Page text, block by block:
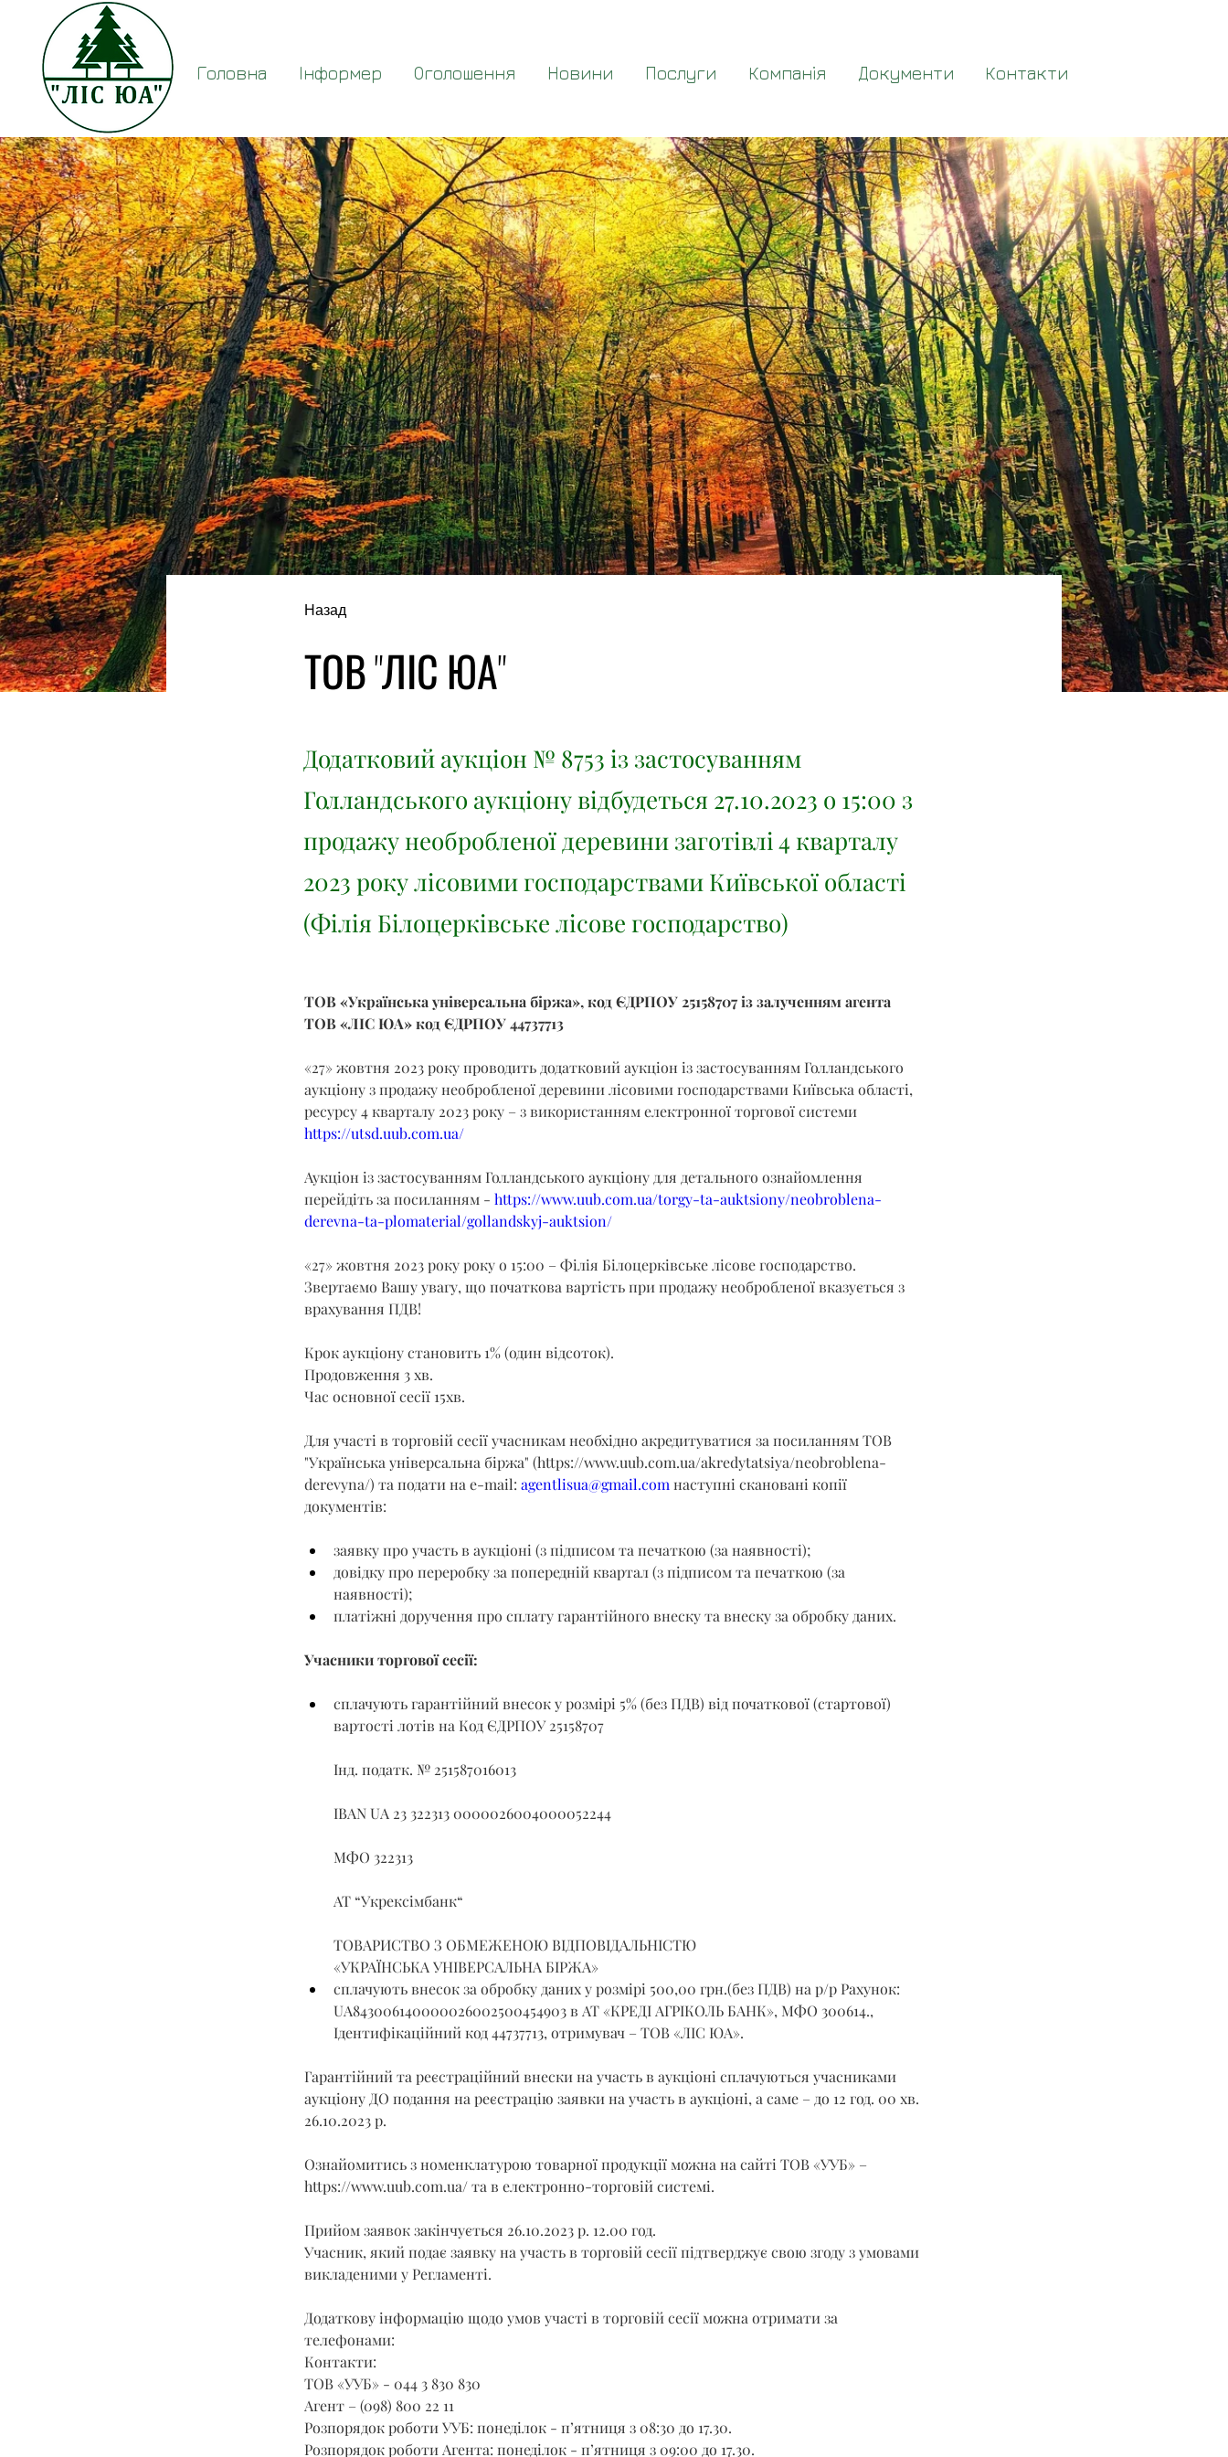
Головна Інформер Оголошення Новини Послуги Компанія Документи Контакти
Назад
ТОВ "ЛІС ЮА"
Додатковий аукціон № 8753 із застосуванням
Голландського аукціону відбудеться 27.10.2023 о 15:00 з
продажу необробленої деревини заготівлі 4 кварталу
2023 року лісовими господарствами Київської області
(Філія Білоцерківське лісове господарство)
ТОВ «Українська універсальна біржа», код ЄДРПОУ 25158707 із залученням агента
ТОВ «ЛІС ЮА» код ЄДРПОУ 44737713
«27» жовтня 2023 року проводить додатковий аукціон із застосуванням Голландського
аукціону з продажу необробленої деревини лісовими господарствами Київська області,
ресурсу 4 кварталу 2023 року – з використанням електронної торгової системи
https://utsd.uub.com.ua/
Аукціон із застосуванням Голландського аукціону для детального ознайомлення
перейдіть за посиланням - https://www.uub.com.ua/torgy-ta-auktsiony/neobroblena-
derevna-ta-plomaterial/gollandskyj-auktsion/
«27» жовтня 2023 року року о 15:00 – Філія Білоцерківське лісове господарство.
Звертаємо Вашу увагу, що початкова вартість при продажу необробленої вказується з
врахування ПДВ!
Крок аукціону становить 1% (один відсоток).
Продовження 3 хв.
Час основної сесії 15хв.
Для участі в торговій сесії учасникам необхідно акредитуватися за посиланням ТОВ
"Українська універсальна біржа" (https://www.uub.com.ua/akredytatsiya/neobroblena-
derevyna/) та подати на e-mail: agentlisua@gmail.com наступні скановані копії
документів:
заявку про участь в аукціоні (з підписом та печаткою (за наявності);
довідку про переробку за попередній квартал (з підписом та печаткою (за
наявності);
платіжні доручення про сплату гарантійного внеску та внеску за обробку даних.
Учасники торгової сесії:
сплачують гарантійний внесок у розмірі 5% (без ПДВ) від початкової (стартової)
вартості лотів на Код ЄДРПОУ 25158707
Інд. податк. № 251587016013
IBAN UA 23 322313 0000026004000052244
МФО 322313
АТ “Укрексімбанк“
ТОВАРИСТВО З ОБМЕЖЕНОЮ ВІДПОВІДАЛЬНІСТЮ
«УКРАЇНСЬКА УНІВЕРСАЛЬНА БІРЖА»
сплачують внесок за обробку даних у розмірі 500,00 грн.(без ПДВ) на р/р Рахунок:
UA843006140000026002500454903 в АТ «КРЕДІ АГРІКОЛЬ БАНК», МФО 300614.,
Ідентифікаційний код 44737713, отримувач – ТОВ «ЛІС ЮА».
Гарантійний та реєстраційний внески на участь в аукціоні сплачуються учасниками
аукціону ДО подання на реєстрацію заявки на участь в аукціоні, а саме – до 12 год. 00 хв.
26.10.2023 р.
Ознайомитись з номенклатурою товарної продукції можна на сайті ТОВ «УУБ» –
https://www.uub.com.ua/ та в електронно-торговій системі.
Прийом заявок закінчується 26.10.2023 р. 12.00 год.
Учасник, який подає заявку на участь в торговій сесії підтверджує свою згоду з умовами
викладеними у Регламенті.
Додаткову інформацію щодо умов участі в торговій сесії можна отримати за
телефонами:
Контакти:
ТОВ «УУБ» - 044 3 830 830
Агент – (098) 800 22 11
Розпорядок роботи УУБ: понеділок - п’ятниця з 08:30 до 17.30.
Розпорядок роботи Агента: понеділок - п’ятниця з 09:00 до 17.30.